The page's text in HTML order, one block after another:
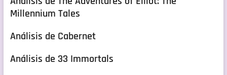
Millennium Tales
Análisis de Cabernet
Análisis de 33 Immortals